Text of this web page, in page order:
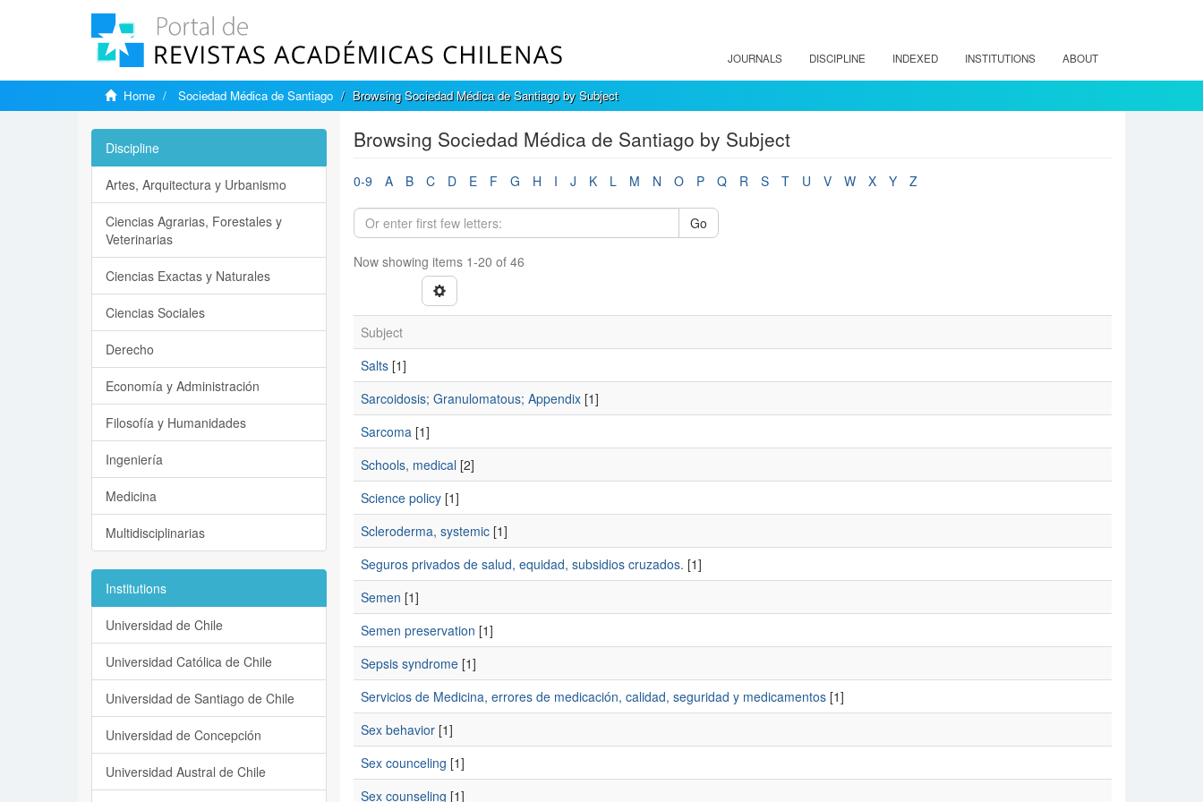
JOURNALS DISCIPLINE INDEXED INSTITUTIONS ABOUT
Home Sociedad Médica de Santiago Browsing Sociedad Médica de Santiago by Subject
Browsing Sociedad Médica de Santiago by Subject
0-9 A B C D E F G H I J K L M N O P Q R S T U V W X Y Z
Go
Now showing items 1-20 of 46
Subject
Salts[1]
Sarcoidosis; Granulomatous; Appendix[1]
Sarcoma[1]
Schools, medical[2]
Science policy[1]
Scleroderma, systemic[1]
Seguros privados de salud, equidad, subsidios cruzados. [1]
Semen [1]
Semen preservation [1]
Sepsis syndrome[1]
Servicios de Medicina, errores de medicación, calidad, seguridad y medicamentos[1]
Sex behavior[1]
Sex counceling [1]
Sex counseling [1]
Discipline
Artes, Arquitectura y Urbanismo
Ciencias Agrarias, Forestales y
Veterinarias
Ciencias Exactas y Naturales
Ciencias Sociales
Derecho
Economía y Administración
Filosofía y Humanidades
Ingeniería
Medicina
Multidisciplinarias
Institutions
Universidad de Chile
Universidad Católica de Chile
Universidad de Santiago de Chile
Universidad de Concepción
Universidad Austral de Chile